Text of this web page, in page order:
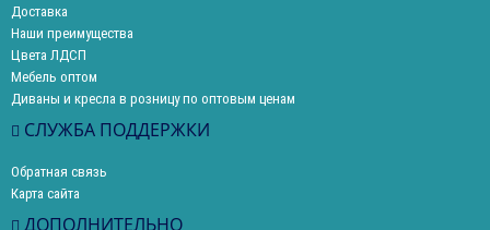
Доставка
Наши преимущества
Цвета ЛДСП
Мебель оптом
Диваны и кресла в розницу по оптовым ценам
СЛУЖБА ПОДДЕРЖКИ
Обратная связь
Карта сайта
ДОПОЛНИТЕЛЬНО